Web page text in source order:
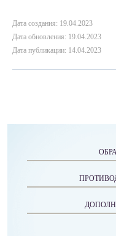
Дата создания: 19.04.2023
Дата обновления: 19.04.2023
Дата публикации: 14.04.2023